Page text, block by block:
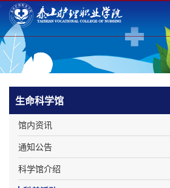
生命科学馆
馆内资讯
通知公告
科学馆介绍